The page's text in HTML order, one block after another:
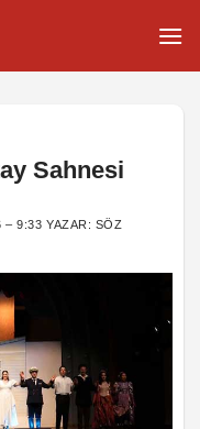
Sahnesi
– 9:33 YAZAR: SÖZ